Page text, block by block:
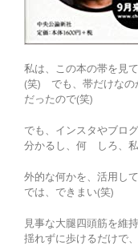
私は、この本の帯を見
(笑) でも、帯だけなの
だったので(笑)
でも、インスタやブロ
分かるし、何 しろ、
外的な何かを、活用し
では、できまい(笑)
見事な大腿四頭筋を維
揺れずに歩けるだけで